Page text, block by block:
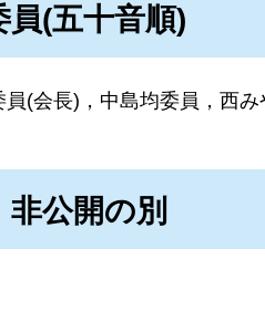
員(五十音順)
(会長)，中島均委員，西
非公開の別